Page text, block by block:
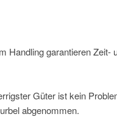
Handling garantieren Zeit-
Güter ist kein
abgenommen.